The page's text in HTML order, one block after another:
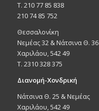
Τ. 210 77 85 838
210 74 85 752
Θεσσαλονίκη
Νεμέας 32 & Νάτσινα Θ. 36
Χαριλάου, 542 49
T. 2310 328 375
Διανομή-Χονδρική
Νάτσινα Θ. 25 & Νεμέας
Χαριλάου, 542 49